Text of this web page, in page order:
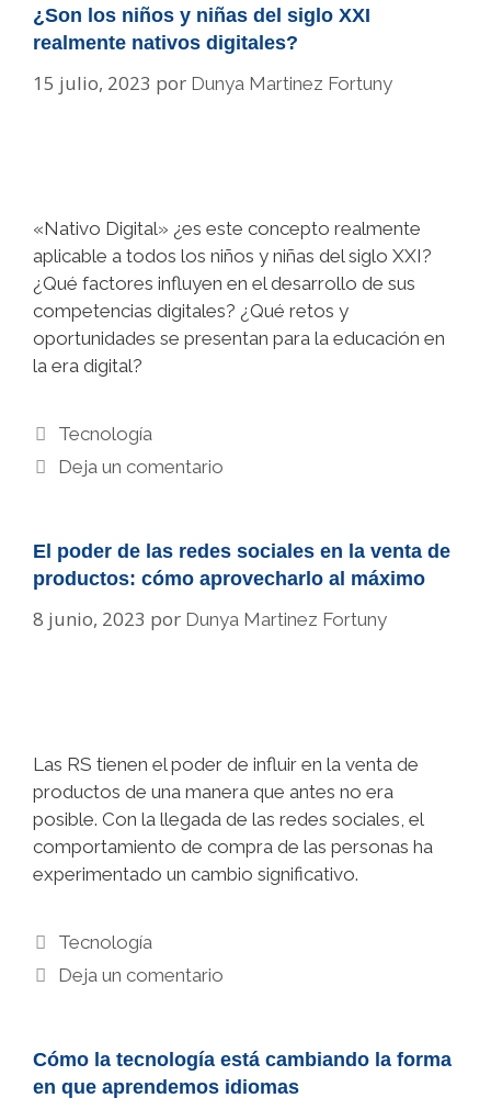
¿Son los niños y niñas del siglo XXI
realmente nativos digitales?
15 julio, 2023 por Dunya Martinez Fortuny
«Nativo Digital» ¿es este concepto realmente
aplicable a todos los niños y niñas del siglo XXI?
¿Qué factores influyen en el desarrollo de sus
competencias digitales? ¿Qué retos y
oportunidades se presentan para la educación en
la era digital?
Categorías
Tecnología
Deja un comentario
El poder de las redes sociales en la venta de
productos: cómo aprovecharlo al máximo
8 junio, 2023 por Dunya Martinez Fortuny
Las RS tienen el poder de influir en la venta de
productos de una manera que antes no era
posible. Con la llegada de las redes sociales, el
comportamiento de compra de las personas ha
experimentado un cambio significativo.
Categorías
Tecnología
Deja un comentario
Cómo la tecnología está cambiando la forma
en que aprendemos idiomas